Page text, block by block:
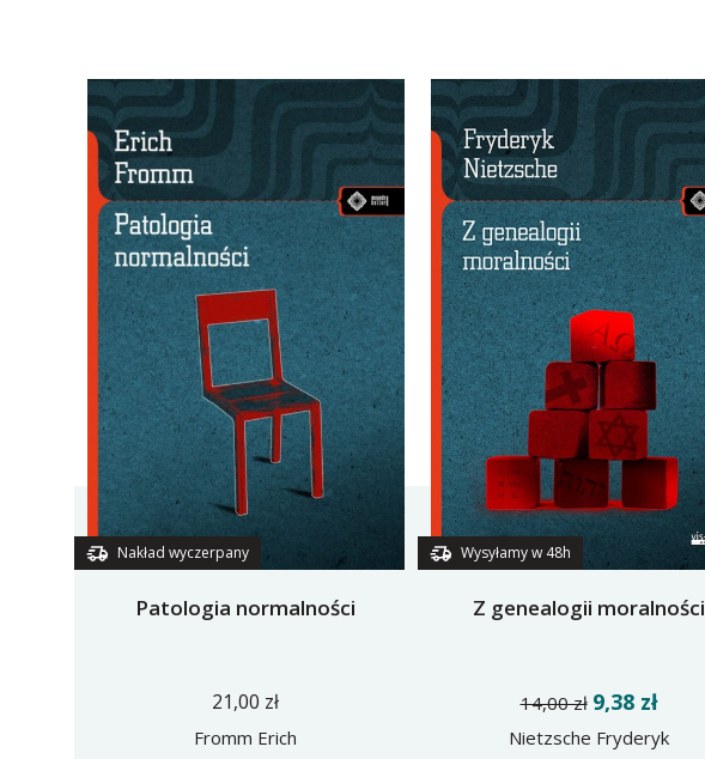
Nakład wyczerpany
Patologia normalności
21,00 zł
Fromm Erich
Wysyłamy w 48h
Z genealogii moralności
14,00 zł 9,38 zł
Nietzsche Fryderyk